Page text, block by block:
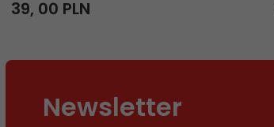
39, 00 PLN
Newsletter